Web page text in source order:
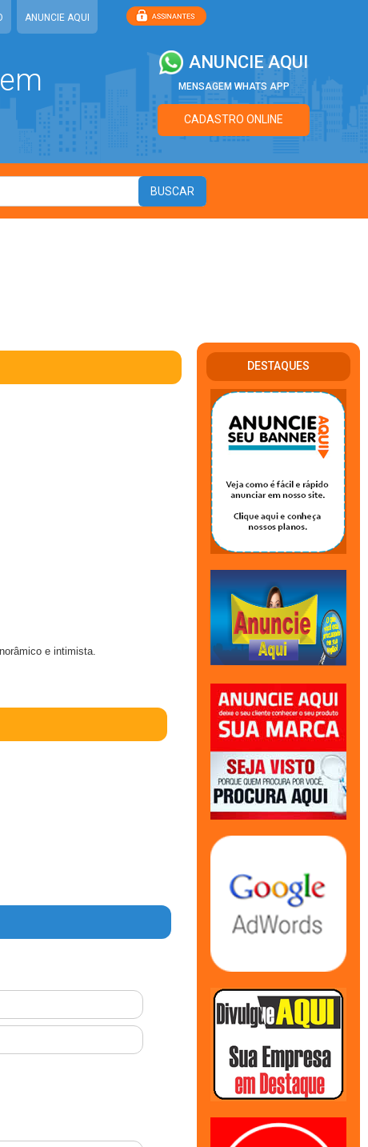
ANUNCIE AQUI
ANUNCIE AQUI
MENSAGEM WHATS APP
CADASTRO ONLINE
e intimista.
DESTAQUES